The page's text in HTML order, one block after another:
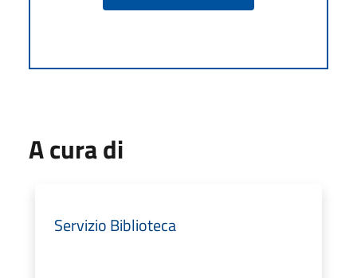
A cura di
Servizio Biblioteca